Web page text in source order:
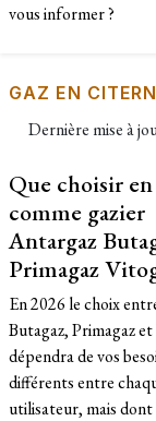
vous informer ?
GAZ EN
Dernière mise à
Que choisir
comme gazier
Antargaz
Primagaz
En 2026 le choix
Butagaz, Primagaz
dépendra de vos
différents entre
utilisateur, mais dont